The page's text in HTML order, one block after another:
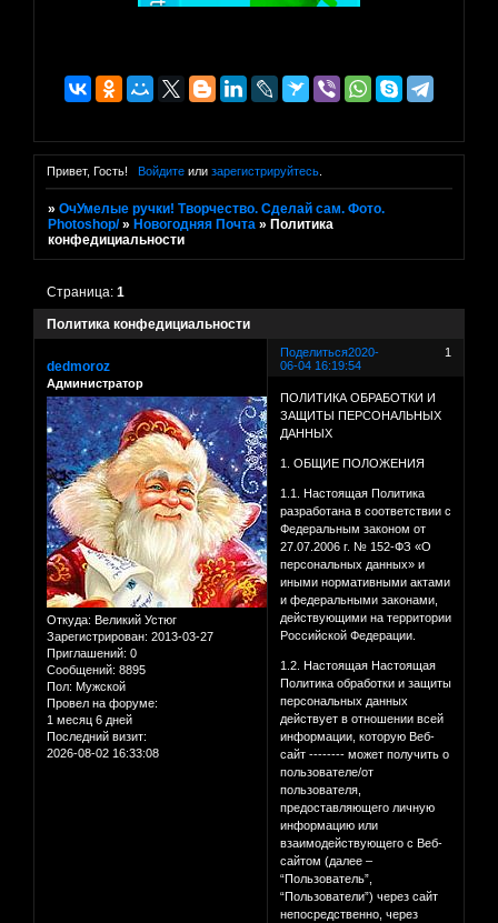
Привет, Гость! Войдитеили зарегистрируйтесь.
»ОчУмелые ручки! Творчество. Сделай сам. Фото.
Photoshop/ » Новогодняя Почта » Политика
конфедициальности
Политика конфедициальности
Страница:1
Поделиться 1
2020-
06-04 16:19:54
dedmoroz
Администратор
Откуда: Великий Устюг
Зарегистрирован: 2013-03-27
Приглашений: 0
Сообщений: 8895
Пол: Мужской
Провел на форуме:
1 месяц 6 дней
Последний визит:
2026-08-02 16:33:08
ПОЛИТИКА ОБРАБОТКИ И
ЗАЩИТЫ ПЕРСОНАЛЬНЫХ
ДАННЫХ
1. ОБЩИЕ ПОЛОЖЕНИЯ
1.1. Настоящая Политика
разработана в соответствии с
Федеральным законом от
27.07.2006 г. № 152-ФЗ «О
персональных данных» и
иными нормативными актами
и федеральными законами,
действующими на территории
Российской Федерации.
1.2. Настоящая Настоящая
Политика обработки и защиты
персональных данных
действует в отношении всей
информации, которую Веб-
сайт -------- может получить о
пользователе/от
пользователя,
предоставляющего личную
информацию или
взаимодействующего с Веб-
сайтом (далее –
“Пользователь”,
“Пользователи”) через сайт
непосредственно, через